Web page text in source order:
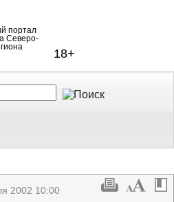
портал
Северо-
18+
2002 10:00